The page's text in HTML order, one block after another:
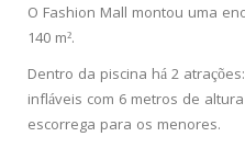
O Fashion Mall montou uma
140 m².
Dentro da piscina há 2
infláveis com 6 metros de
escorrega para os menores.